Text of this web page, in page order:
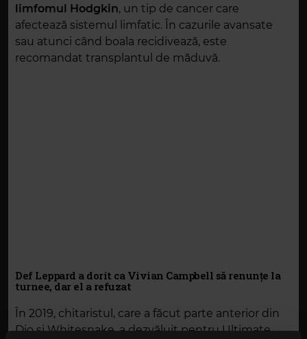
limfomul Hodgkin, un tip de cancer care
afectează sistemul limfatic. În cazurile avansate
sau atunci când boala recidivează, este
recomandat transplantul de măduvă.
Def Leppard a dorit ca Vivian Campbell să renunțe la
turnee, dar el a refuzat
În 2019, chitaristul, care a făcut parte anterior din
Dio și Whitesnake, a dezvăluit pentru Ultimate